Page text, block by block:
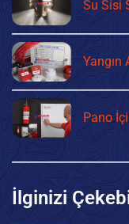
Su Sisi
Yangın
Pano
İlginizi